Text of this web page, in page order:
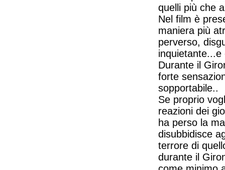
quelli più che
Nel film è
maniera più
perverso,
Durante il
forte
sopportabile..
Se proprio
reazioni dei
ha perso la
disubbidisce
terrore di
durante il